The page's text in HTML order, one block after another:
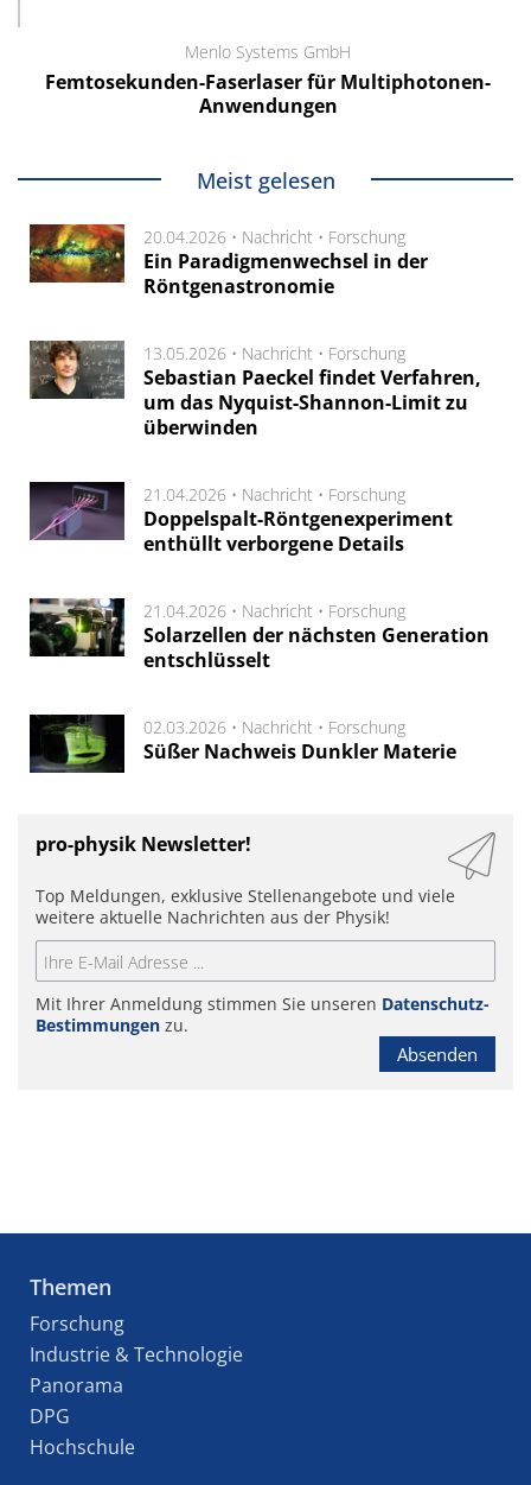
Menlo Systems GmbH
Femtosekunden-Faserlaser für Multiphotonen-
Anwendungen
Meist gelesen
20.04.2026 • Nachricht • Forschung
Ein Paradigmenwechsel in der
Röntgenastronomie
13.05.2026 • Nachricht • Forschung
Sebastian Paeckel findet Verfahren,
um das Nyquist-Shannon-Limit zu
überwinden
21.04.2026 • Nachricht • Forschung
Doppelspalt-Röntgenexperiment
enthüllt verborgene Details
21.04.2026 • Nachricht • Forschung
Solarzellen der nächsten Generation
entschlüsselt
02.03.2026 • Nachricht • Forschung
Süßer Nachweis Dunkler Materie
pro-physik Newsletter!
Top Meldungen, exklusive Stellenangebote und viele
weitere aktuelle Nachrichten aus der Physik!
Mit Ihrer Anmeldung stimmen Sie unseren Datenschutz-
Bestimmungen zu.
Absenden
Themen
Forschung
Industrie & Technologie
Panorama
DPG
Hochschule